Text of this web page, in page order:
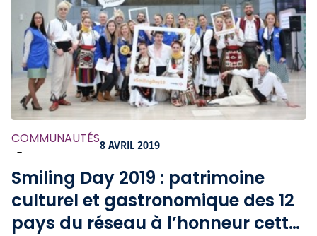
COMMUNAUTÉS
-
8 AVRIL 2019
Smiling Day 2019 : patrimoine
culturel et gastronomique des 12
pays du réseau à l’honneur cette